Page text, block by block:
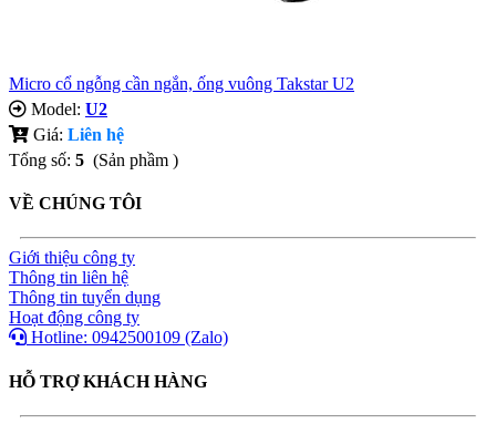
Micro cổ ngỗng cần ngắn, ống vuông Takstar U2
Model: U2
Giá: Liên hệ
Tổng số: 5 (Sản phầm )
VỀ CHÚNG TÔI
Giới thiệu công ty
Thông tin liên hệ
Thông tin tuyển dụng
Hoạt động công ty
Hotline: 0942500109 (Zalo)
HỖ TRỢ KHÁCH HÀNG